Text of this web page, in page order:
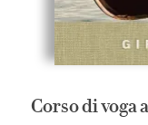
Corso di voga